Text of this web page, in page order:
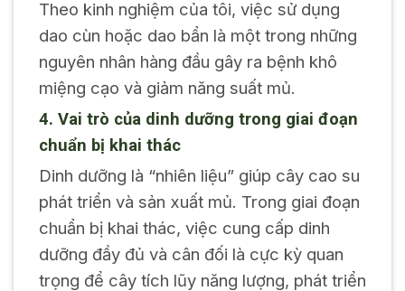
Theo kinh nghiệm của tôi, việc sử dụng
dao cùn hoặc dao bẩn là một trong những
nguyên nhân hàng đầu gây ra bệnh khô
miệng cạo và giảm năng suất mủ.
4. Vai trò của dinh dưỡng trong giai đoạn
chuẩn bị khai thác
Dinh dưỡng là “nhiên liệu” giúp cây cao su
phát triển và sản xuất mủ. Trong giai đoạn
chuẩn bị khai thác, việc cung cấp dinh
dưỡng đầy đủ và cân đối là cực kỳ quan
trọng để cây tích lũy năng lượng, phát triển